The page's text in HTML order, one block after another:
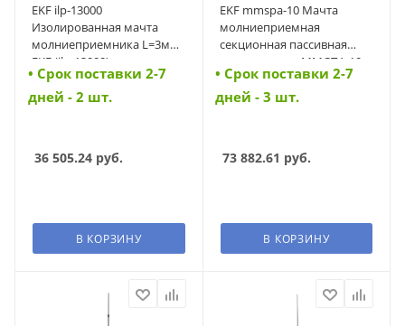
EKF ilp-13000
Изолированная мачта
молниеприемника L=3м
EKF (ilp-13000)
• Cрок поставки 2-7
дней - 2 шт.
36 505.24 руб.
В КОРЗИНУ
EKF mmspa-10 Мачта
молниеприемная
секционная пассивная
алюминиевая ММСПА-10
L=10м Al EKF (mmspa-10)
• Cрок поставки 2-7
дней - 3 шт.
73 882.61 руб.
В КОРЗИНУ